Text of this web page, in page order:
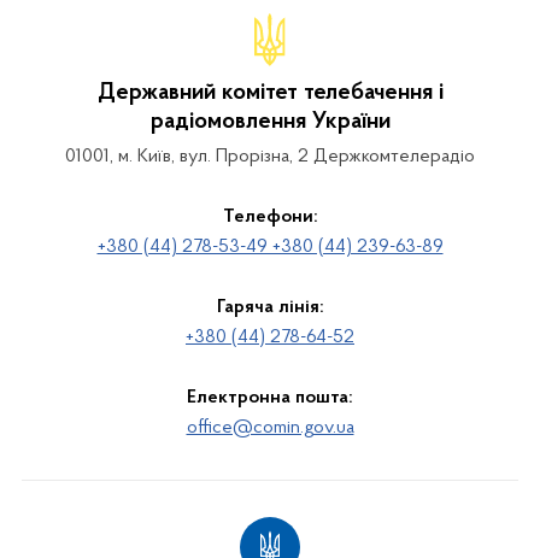
Державний комітет телебачення і
радіомовлення України
01001, м. Київ, вул. Прорізна, 2 Держкомтелерадіо
Телефони:
+380 (44) 278-53-49 +380 (44) 239-63-89
Гаряча лінія:
+380 (44) 278-64-52
Електронна пошта:
office@comin.gov.ua